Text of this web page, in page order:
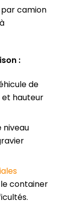
camion
:
de
hauteur
niveau
container